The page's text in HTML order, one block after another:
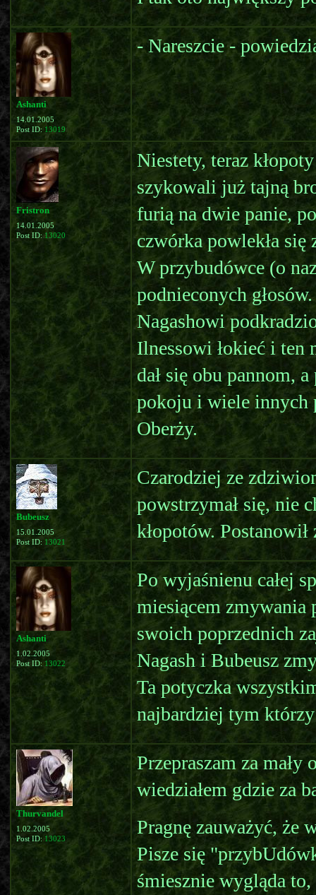
Ashanti
14.01.2005
Post ID: 13019
- Nareszcie -
Fristron
14.01.2005
Post ID:13020
Niestety, teraz
szykowali już tajną
furią na dwie panie,
czwórka powlekła się
W przybudówce (o
podnieconych
Nagashowi
Ilnessowi łokieć i ten
dał się obu pannom,
pokoju i wiele innych
Oberży.
Bubeusz
15.01.2005
Post ID: 13021
Czarodziej ze
powstrzymał się, nie
kłopotów.
Ashanti
1.02.2005
Post ID: 13022
Po wyjaśnienu całej
miesiącem zmywania
swoich poprzednich
Nagash i Bubeusz
Ta potyczka
najbardziej tym
Thurvandel
1.02.2005
Post ID: 13023
Przepraszam za
wiedziałem gdzie za
Pragnę zauważyć, że
Pisze się
śmiesznie wygląda